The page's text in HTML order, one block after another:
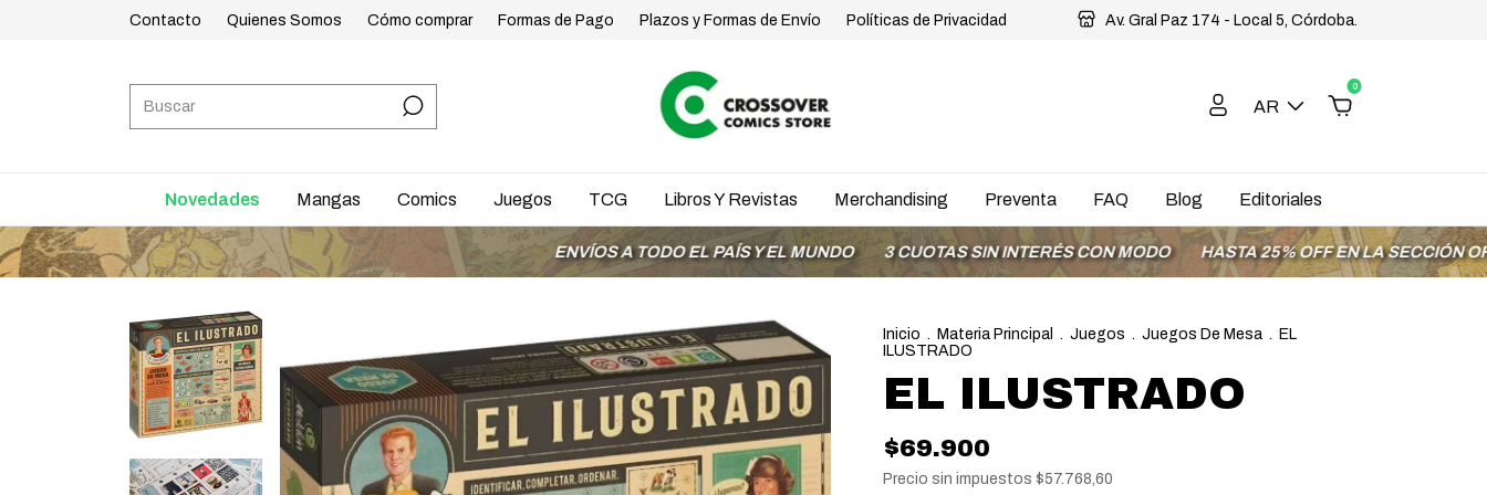
Contacto Quienes Somos Cómo comprar Formas de Pago Plazos y Formas de Envío Políticas de Privacidad Av. Gral Paz 174 - Local 5, Córdoba.
AR
0
Novedades Mangas Comics Juegos TCG Libros Y Revistas Merchandising Preventa FAQ Blog Editoriales
ENVÍOS A TODO EL PAÍS Y EL MUNDO 3 CUOTAS SIN INTERÉS CON MODO HASTA 25% OFF EN LA SECCIÓN OFERTAS
Inicio . Materia Principal . Juegos . Juegos De Mesa . EL
ILUSTRADO
EL ILUSTRADO
$69.900
Precio sin impuestos $57.768,60